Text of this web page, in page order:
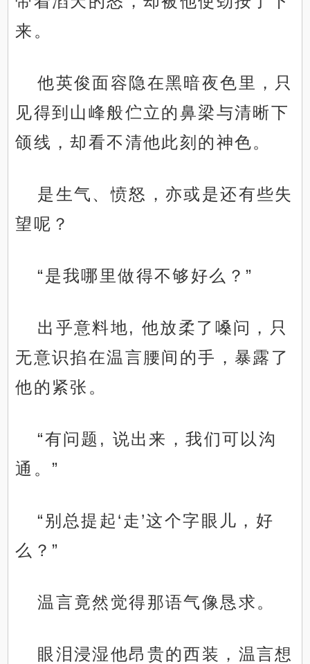
来。
他英俊面容隐在黑暗夜色里，只
见得到山峰般伫立的鼻梁与清晰下
颌线，却看不清他此刻的神色。
是生气、愤怒，亦或是还有些失
望呢？
“是我哪里做得不够好么？”
出乎意料地, 他放柔了嗓问，只
无意识掐在温言腰间的手，暴露了
他的紧张。
“有问题, 说出来，我们可以沟
通。”
“别总提起‘走’这个字眼儿，好
么？”
温言竟然觉得那语气像恳求。
眼泪浸湿他昂贵的西装，温言想